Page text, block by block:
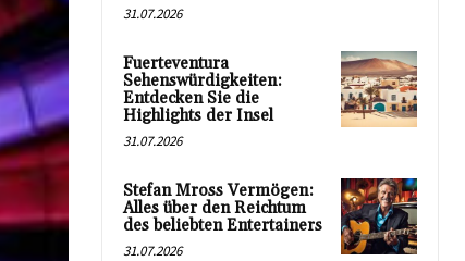
31.07.2026
Fuerteventura
Sehenswürdigkeiten:
Entdecken Sie die
Highlights der Insel
31.07.2026
Stefan Mross Vermögen:
Alles über den Reichtum
des beliebten Entertainers
31.07.2026